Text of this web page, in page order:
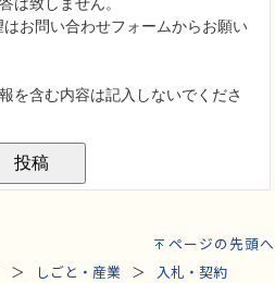
ページの先頭へ
しごと・産業
入札・契約